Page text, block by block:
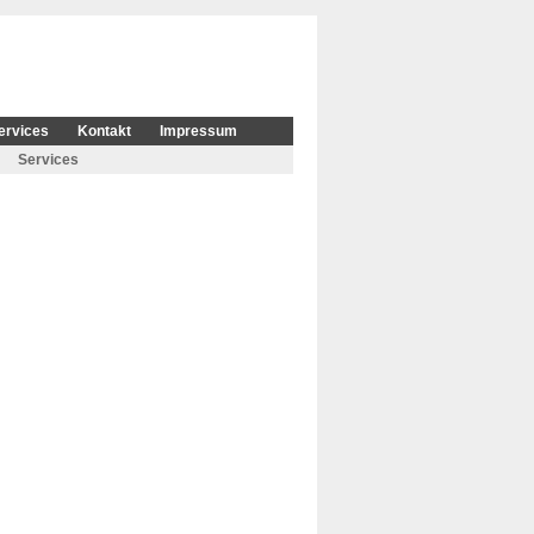
Kontakt
Impressum
Services